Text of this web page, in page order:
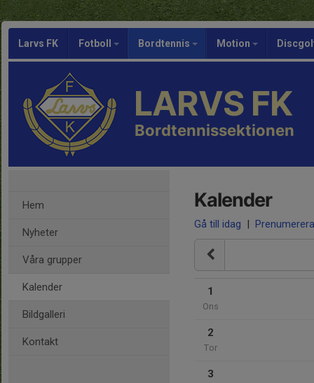
Larvs FK Fotboll Bordtennis Motion
LARVS FK
Bordtennissektionen
Hem
Nyheter
Våra grupper
Kalender
Bildgalleri
Kontakt
Kalender
Gå till idag | Prenumerera
1
Ons
2
Tor
3